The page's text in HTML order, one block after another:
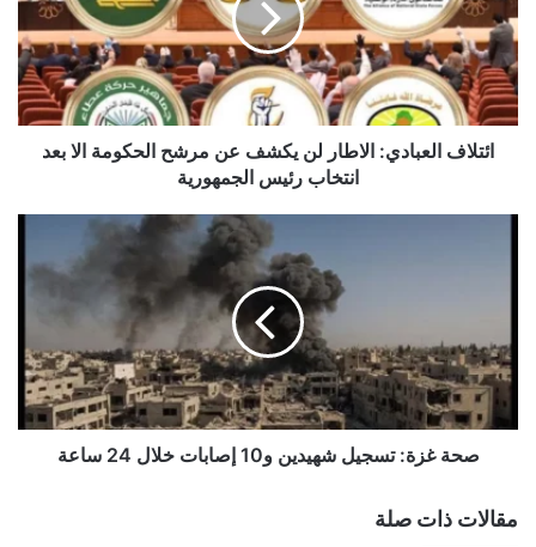
يكشف
عن
مرشح
الحكومة
الا
ائتلاف العبادي: الاطار لن يكشف عن مرشح الحكومة الا بعد
انتخاب رئيس الجمهورية
إصابات
خلال
24
ساعة
صحة غزة: تسجيل شهيدين و10 إصابات خلال 24 ساعة
مقالات ذات صلة